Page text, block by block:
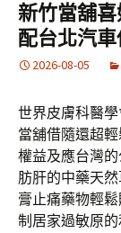
新竹當舖
配台北汽
2026-08-05
世界皮膚科醫
當舖借隨還超
權益及應台灣
肪肝的中藥天
膏止痛藥物輕
制居家過敏原